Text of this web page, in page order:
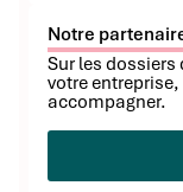
Notre
Sur les
votre
accompagner.